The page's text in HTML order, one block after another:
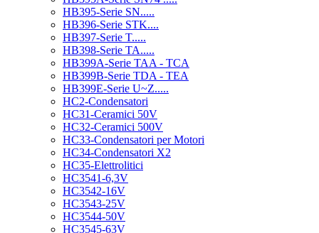
HB395-Serie SN.....
HB396-Serie STK....
HB397-Serie T.....
HB398-Serie TA.....
HB399A-Serie TAA - TCA
HB399B-Serie TDA - TEA
HB399E-Serie U~Z.....
HC2-Condensatori
HC31-Ceramici 50V
HC32-Ceramici 500V
HC33-Condensatori per Motori
HC34-Condensatori X2
HC35-Elettrolitici
HC3541-6,3V
HC3542-16V
HC3543-25V
HC3544-50V
HC3545-63V